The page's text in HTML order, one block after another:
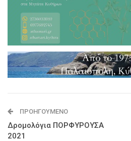
ΠΡΟΗΓΟΎΜΕΝΟ
Δρομολόγια ΠΟΡΦΥΡΟΥΣΑ
2021